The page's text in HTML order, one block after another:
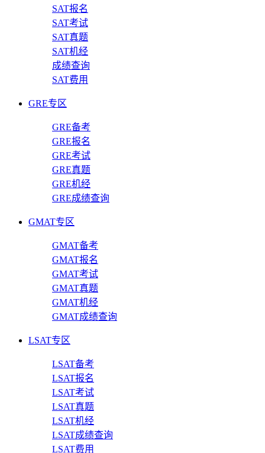
SAT报名
SAT考试
SAT真题
SAT机经
成绩查询
SAT费用
GRE专区
GRE备考
GRE报名
GRE考试
GRE真题
GRE机经
GRE成绩查询
GMAT专区
GMAT备考
GMAT报名
GMAT考试
GMAT真题
GMAT机经
GMAT成绩查询
LSAT专区
LSAT备考
LSAT报名
LSAT考试
LSAT真题
LSAT机经
LSAT成绩查询
LSAT费用